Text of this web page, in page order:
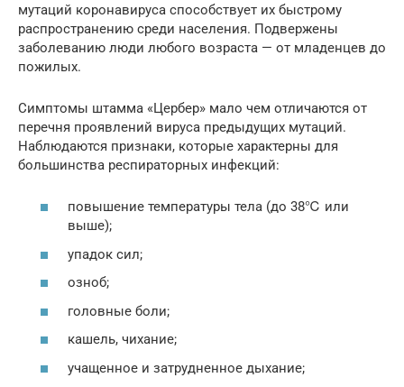
мутаций коронавируса способствует их быстрому
распространению среди населения. Подвержены
заболеванию люди любого возраста — от младенцев до
пожилых.
Симптомы штамма «Цербер» мало чем отличаются от
перечня проявлений вируса предыдущих мутаций.
Наблюдаются признаки, которые характерны для
большинства респираторных инфекций:
повышение температуры тела (до 38℃ или
выше);
упадок сил;
озноб;
головные боли;
кашель, чихание;
учащенное и затрудненное дыхание;